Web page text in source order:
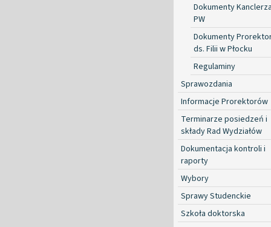
Dokumenty
PW
Dokumenty
ds. Filii w Płocku
Regulaminy
Sprawozdania
Informacje Prorektorów
Terminarze posiedzeń i
składy Rad Wydziałów
Dokumentacja kontroli i
raporty
Wybory
Sprawy Studenckie
Szkoła doktorska